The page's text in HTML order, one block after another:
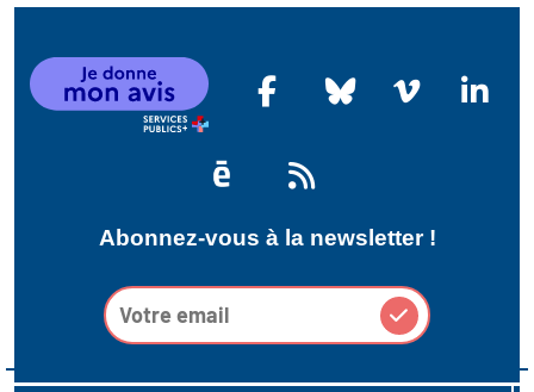
Abonnez-vous à la newsletter !